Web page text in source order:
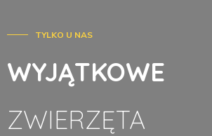
TYLKO U NAS
WYJĄTKOWE
ZWIERZĘTA